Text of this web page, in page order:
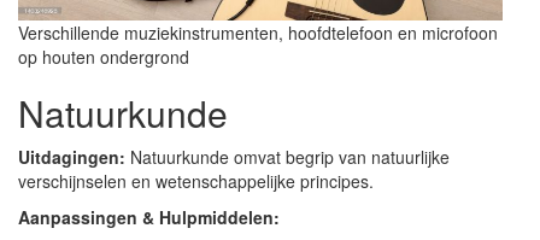
Verschillende muziekinstrumenten, hoofdtelefoon en microfoon
op houten ondergrond
Natuurkunde
Uitdagingen: Natuurkunde omvat begrip van natuurlijke
verschijnselen en wetenschappelijke principes.
Aanpassingen & Hulpmiddelen: